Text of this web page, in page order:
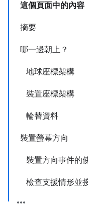
這個頁面中的內容
摘要
哪一邊朝上？
地球座標架構
裝置座標架構
輪替資料
裝置螢幕方向
裝置方向事件的
檢查支援情形並